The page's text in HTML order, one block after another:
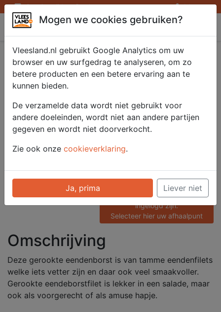
Openingstijden afhaalpunten Inloggen
Vleesland
Franse Eendenborst
gerookt 1x400 gr.
Artikelnummer
52302
Categorie
Gevogelte
Voor onze prijzen moet u
ingelogd zijn.
Selecteer hier uw afhaalpunt
Omschrijving
Deze gerookte eendenborst is van tamme eendenfilets
welke iets vetter zijn en daar ook veel smaakvoller.
Gerookte eendeborstfilet is lekker in een salade, maar
ook als voorgerecht of als amuse hapje.
Mogen we cookies gebruiken?
Vleesland.nl gebruikt Google Analytics om uw
browser en uw surfgedrag te analyseren, om zo
betere producten en een betere ervaring aan te
kunnen bieden.
De verzamelde data wordt niet gebruikt voor
andere doeleinden, wordt niet aan andere partijen
gegeven en wordt niet doorverkocht.
Zie ook onze cookieverklaring.
Ja, prima Liever niet